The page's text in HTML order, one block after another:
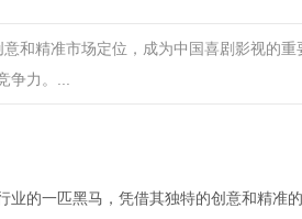
和精准市场定位，成为中国喜剧影视的
争力。...
业的一匹黑马，凭借其独特的创意和精准